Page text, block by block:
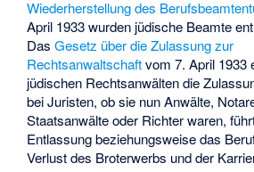
Wiederherstellung des
April 1933 wurden jüdische Beamte
DasGesetz über die Zulassung zur
Rechtsanwaltschaftvom 7. April 1933
jüdischen Rechtsanwälten die
bei Juristen, ob sie nun Anwälte,
Staatsanwälte oder Richter waren,
Entlassung beziehungsweise das
Verlust des Broterwerbs und der